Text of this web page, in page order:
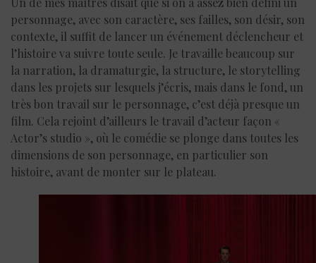
personnage, avec son caractère, ses failles, son désir, son
contexte, il suffit de lancer un événement déclencheur et
l’histoire va suivre toute seule. Je travaille beaucoup sur
la narration, la dramaturgie, la structure, le storytelling
dans les projets sur lesquels j’écris, mais dans le fond, un
très bon travail sur le personnage, c’est déjà presque un
film. Cela rejoint d’ailleurs le travail d’acteur façon «
Actor’s studio », où le comédie se plonge dans toutes les
dimensions de son personnage, en particulier son
histoire, avant de monter sur le plateau.